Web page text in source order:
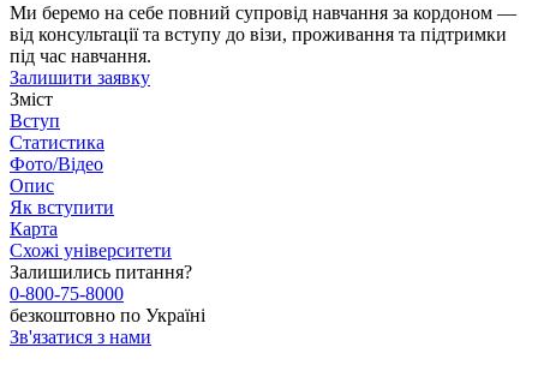
Ми беремо на себе повний супровід навчання за кордоном —
від консультації та вступу до візи, проживання та підтримки
під час навчання.
Залишити заявку
Зміст
Вступ
Статистика
Фото/Відео
Опис
Як вступити
Карта
Схожі університети
Залишились питання?
0-800-75-8000
безкоштовно по Україні
Зв'язатися з нами